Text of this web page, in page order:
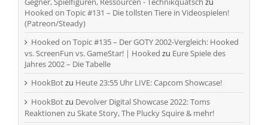
Hooked on Topic #131 – Die tollsten Tiere in Videospielen!
(Patreon/Steady)
Hooked on Topic #135 – Der GOTY 2002-Vergleich: Hooked
vs. ScreenFun vs. GameStar! | Hooked zu Eure Spiele des
Jahres 2002 – Die Tabelle
HookBotzu Heute 23:55 Uhr LIVE: Capcom Showcase!
HookBotzu Devolver Digital Showcase 2022: Toms
Reaktionen zu Skate Story, The Plucky Squire & mehr!